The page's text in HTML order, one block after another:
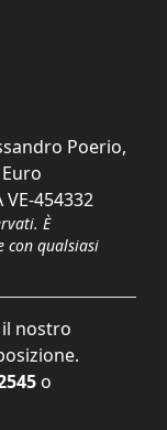
Poerio,
VE-454332
È
con qualsiasi
nostro
o